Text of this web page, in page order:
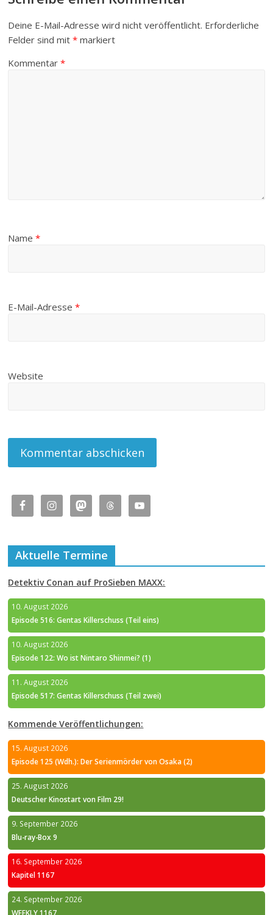
Deine E-Mail-Adresse wird nicht veröffentlicht. Erforderliche
Felder sind mit* markiert
Kommentar*
Name*
E-Mail-Adresse*
Website
Aktuelle Termine
Detektiv Conan auf ProSieben MAXX:
10. August 2026
Episode 516: Gentas Killerschuss (Teil eins)
10. August 2026
Episode 122: Wo ist Nintaro Shinmei? (1)
11. August 2026
Episode 517: Gentas Killerschuss (Teil zwei)
Kommende Veröffentlichungen:
15. August 2026
Episode 125 (Wdh.): Der Serienmörder von Osaka (2)
25. August 2026
Deutscher Kinostart von Film 29!
9. September 2026
Blu-ray-Box 9
16. September 2026
Kapitel 1167
24. September 2026
WEEKLY 1167